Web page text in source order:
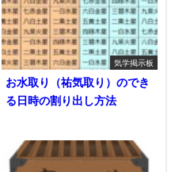
気学掲示板
お水取り（祐気取り）のでき
る日時の割り出し方法